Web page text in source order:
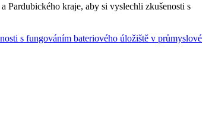
Pardubického kraje, aby si vyslechli zkušenosti s